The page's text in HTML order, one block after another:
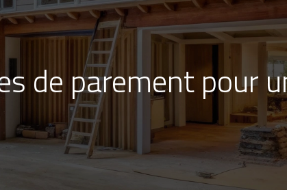
de parement pour